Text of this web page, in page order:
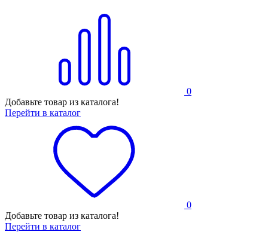
0
Добавьте товар из каталога!
Перейти в каталог
0
Добавьте товар из каталога!
Перейти в каталог